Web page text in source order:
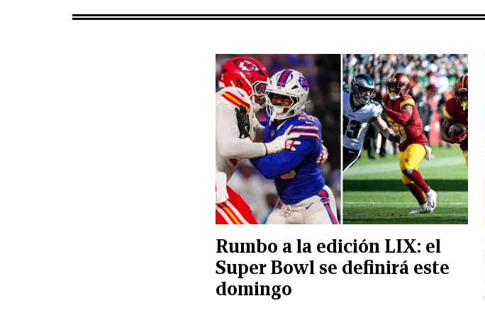
Rumbo a la edición LIX: el
Super Bowl se definirá este
domingo